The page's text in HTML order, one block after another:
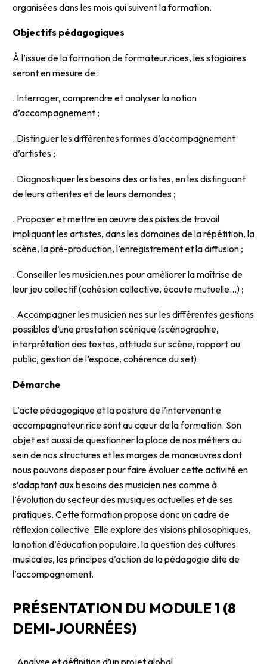
organisées dans les mois qui suivent la formation.
Objectifs pédagogiques
À l’issue de la formation de formateur.rices, les stagiaires
seront en mesure de :
. Interroger, comprendre et analyser la notion
d’accompagnement ;
. Distinguer les différentes formes d’accompagnement
d’artistes ;
. Diagnostiquer les besoins des artistes, en les distinguant
de leurs attentes et de leurs demandes ;
. Proposer et mettre en œuvre des pistes de travail
impliquant les artistes, dans les domaines de la répétition, la
scène, la pré-production, l’enregistrement et la diffusion ;
. Conseiller les musicien.nes pour améliorer la maîtrise de
leur jeu collectif (cohésion collective, écoute mutuelle…) ;
. Accompagner les musicien.nes sur les différentes gestions
possibles d’une prestation scénique (scénographie,
interprétation des textes, attitude sur scène, rapport au
public, gestion de l’espace, cohérence du set).
Démarche
L’acte pédagogique et la posture de l’intervenant.e
accompagnateur.rice sont au cœur de la formation. Son
objet est aussi de questionner la place de nos métiers au
sein de nos structures et les marges de manœuvres dont
nous pouvons disposer pour faire évoluer cette activité en
s’adaptant aux besoins des musicien.nes comme à
l’évolution du secteur des musiques actuelles et de ses
pratiques. Cette formation propose donc un cadre de
réflexion collective. Elle explore des visions philosophiques,
la notion d’éducation populaire, la question des cultures
musicales, les principes d’action de la pédagogie dite de
l’accompagnement.
PRÉSENTATION DU MODULE 1 (8
DEMI-JOURNÉES)
. Analyse et définition d’un projet global